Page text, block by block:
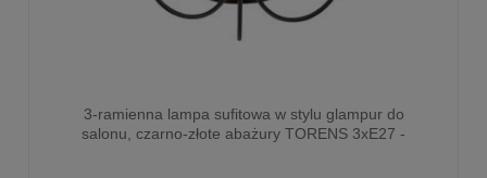
3-ramienna lampa sufitowa w stylu glampur do
salonu, czarno-złote abażury TORENS 3xE27 -